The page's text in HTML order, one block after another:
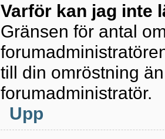
Varför kan jag inte
Gränsen för antal
till din omröstning
forumadministratör.
Upp